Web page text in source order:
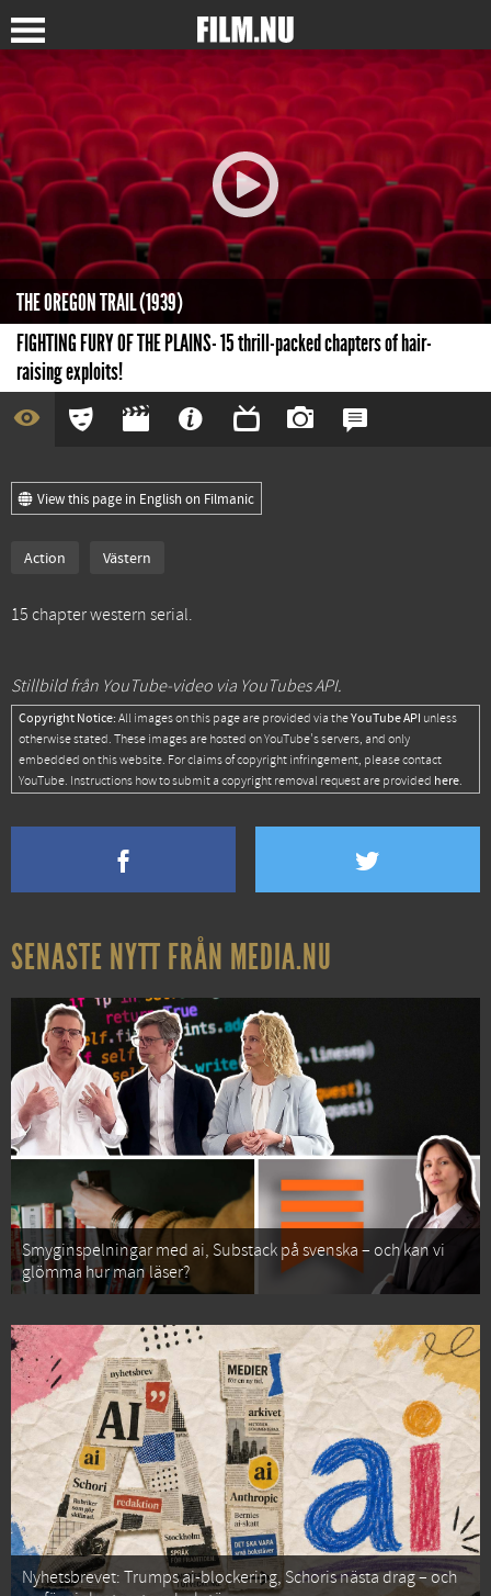
THE OREGON TRAIL (1939)
FIGHTING FURY OF THE PLAINS- 15 thrill-packed chapters of hair-
raising exploits!
View this page in English on Filmanic
Action Västern
15 chapter western serial.
Stillbild från YouTube-video via YouTubes API.
Copyright Notice: All images on this page are provided via theYouTube API unless
otherwise stated. These images are hosted on YouTube's servers, and only
embedded on this website. For claims of copyright infringement, please contact
YouTube. Instructions how to submit a copyright removal request are provided here.
SENASTE NYTT FRÅN MEDIA.NU
Smyginspelningar med ai, Substack på svenska – och kan vi
glömma hur man läser?
Nyhetsbrevet: Trumps ai-blockering, Schoris nästa drag – och